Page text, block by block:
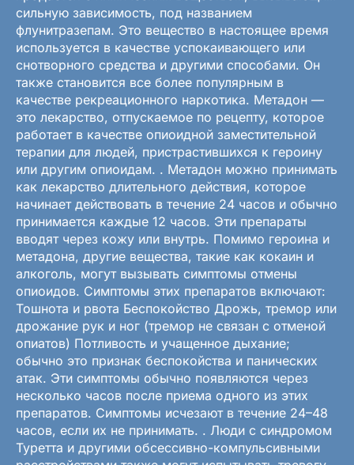
сильную зависимость, под названием
флунитразепам. Это вещество в настоящее время
используется в качестве успокаивающего или
снотворного средства и другими способами. Он
также становится все более популярным в
качестве рекреационного наркотика. Метадон —
это лекарство, отпускаемое по рецепту, которое
работает в качестве опиоидной заместительной
терапии для людей, пристрастившихся к героину
или другим опиоидам. . Метадон можно принимать
как лекарство длительного действия, которое
начинает действовать в течение 24 часов и обычно
принимается каждые 12 часов. Эти препараты
вводят через кожу или внутрь. Помимо героина и
метадона, другие вещества, такие как кокаин и
алкоголь, могут вызывать симптомы отмены
опиоидов. Симптомы этих препаратов включают:
Тошнота и рвота Беспокойство Дрожь, тремор или
дрожание рук и ног (тремор не связан с отменой
опиатов) Потливость и учащенное дыхание;
обычно это признак беспокойства и панических
атак. Эти симптомы обычно появляются через
несколько часов после приема одного из этих
препаратов. Симптомы исчезают в течение 24–48
часов, если их не принимать. . Люди с синдромом
Туретта и другими обсессивно-компульсивными